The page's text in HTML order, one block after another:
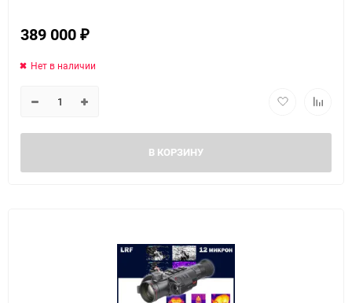
389 000 ₽
Нет в наличии
В КОРЗИНУ